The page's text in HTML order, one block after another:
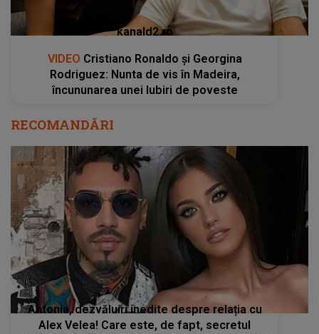
kanald2.ro
VIDEO Cristiano Ronaldo și Georgina
Rodriguez: Nunta de vis în Madeira,
încununarea unei Iubiri de poveste
RECOMANDĂRI
Antonia, dezvăluiri inedite despre relația cu
Alex Velea! Care este, de fapt, secretul